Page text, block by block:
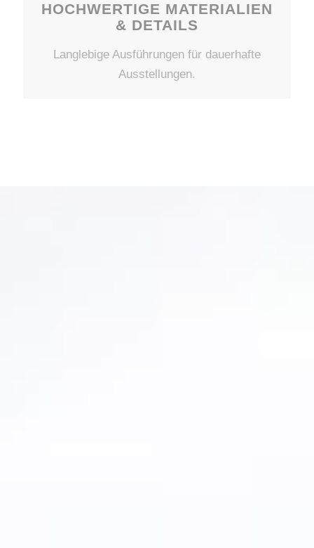
HOCHWERTIGE MATERIALIEN
& DETAILS
Langlebige Ausführungen für dauerhafte
Ausstellungen.